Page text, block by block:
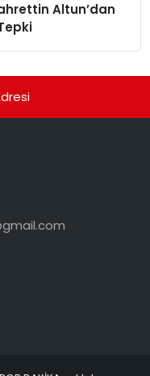
Altun’dan